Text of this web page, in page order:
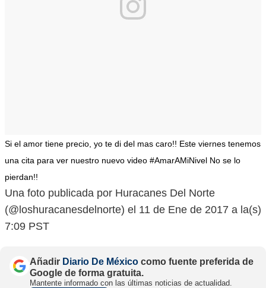
Si el amor tiene precio, yo te di del mas caro!! Este viernes tenemos
una cita para ver nuestro nuevo video #AmarAMiNivel No se lo
pierdan!!
Una foto publicada por Huracanes Del Norte
(@loshuracanesdelnorte) el 11 de Ene de 2017 a la(s)
7:09 PST
Añadir Diario De México como fuente preferida de
Google de forma gratuita.
Mantente informado con las últimas noticias de actualidad.